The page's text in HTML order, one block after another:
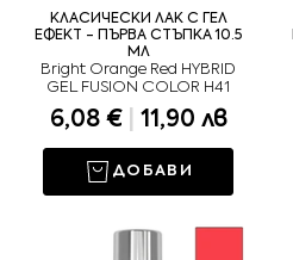
КЛАСИЧЕСКИ ЛАК С ГЕЛ
ЕФЕКТ - ПЪРВА СТЪПКА 10.5
МЛ
Bright Orange Red HYBRID
GEL FUSION COLOR H41
6,08 € 11,90 лв
ДОБАВИ